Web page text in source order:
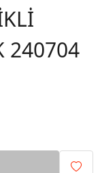
240704